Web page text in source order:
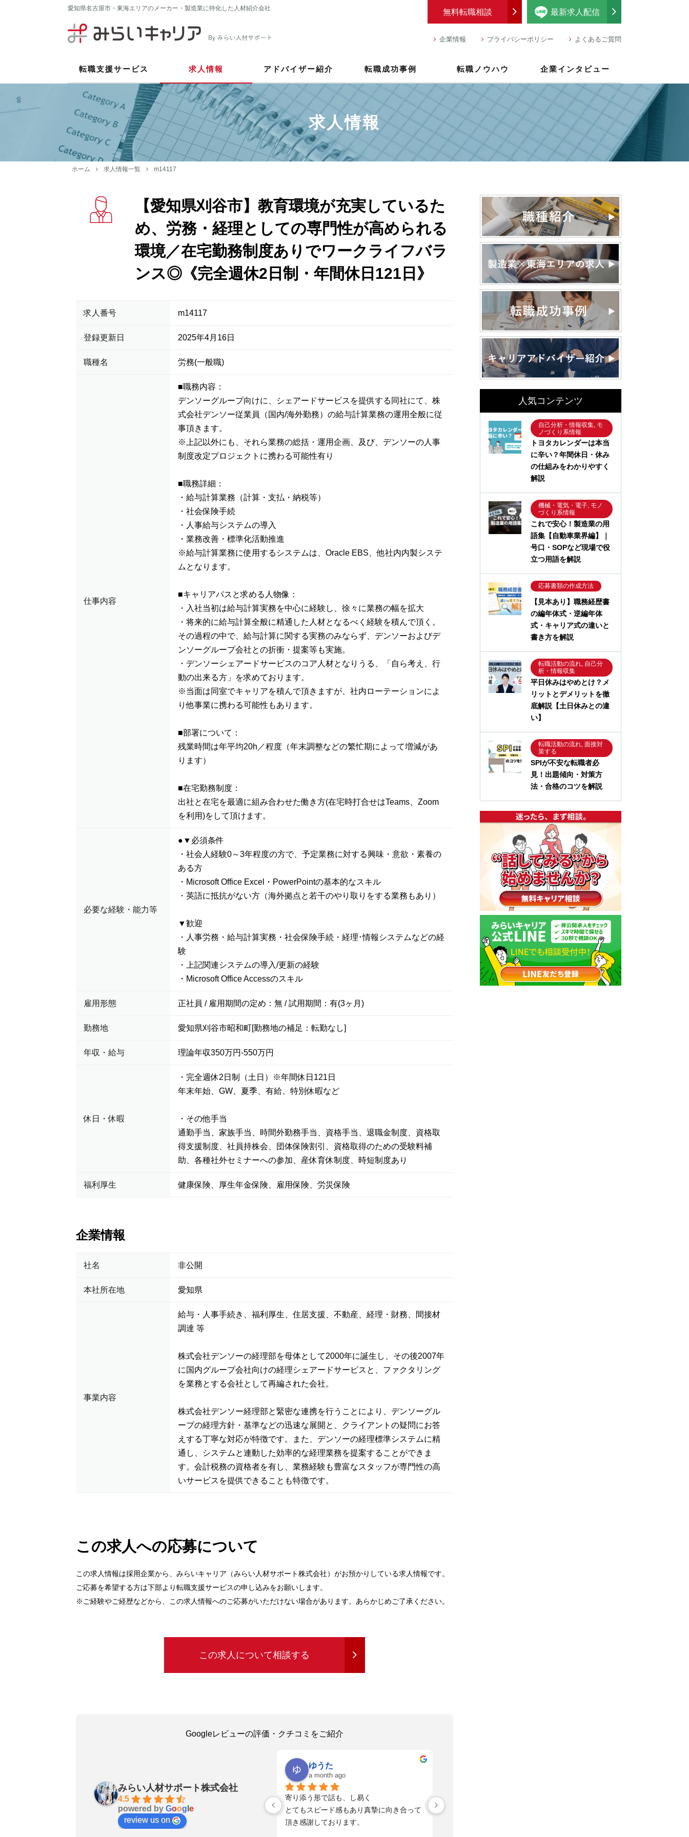
愛知県名古屋市・東海エリアのメーカー・製造業に特化した人材紹介会社 最新求人配信
無料転職相談
企業情報 プライバシーポリシー よくあるご質問
転職支援サービス 求人情報 アドバイザー紹介 転職成功事例 転職ノウハウ 企業インタビュー
求人情報
ホーム 求人情報一覧 m14117
【愛知県刈谷市】教育環境が充実しているた
め、労務・経理としての専門性が高められる
環境／在宅勤務制度ありでワークライフバラ
ンス◎《完全週休2日制・年間休日121日》
求人番号 m14117
登録更新日 2025年4月16日
職種名 労務(一般職)
仕事内容
■職務内容：
デンソーグループ向けに、シェアードサービスを提供する同社にて、株
式会社デンソー従業員（国内/海外勤務）の給与計算業務の運用全般に従
事頂きます。
※上記以外にも、それら業務の総括・運用企画、及び、デンソーの人事
制度改定プロジェクトに携わる可能性有り
■職務詳細：
・給与計算業務（計算・支払・納税等）
・社会保険手続
・人事給与システムの導入
・業務改善・標準化活動推進
※給与計算業務に使用するシステムは、Oracle EBS、他社内内製システ
ムとなります。
■キャリアパスと求める人物像：
・入社当初は給与計算実務を中心に経験し、徐々に業務の幅を拡大
・将来的に給与計算全般に精通した人材となるべく経験を積んで頂く。
その過程の中で、給与計算に関する実務のみならず、デンソーおよびデ
ンソーグループ会社との折衝・提案等も実施。
・デンソーシェアードサービスのコア人材となりうる、「自ら考え、行
動の出来る方」を求めております。
※当面は同室でキャリアを積んで頂きますが、社内ローテーションによ
り他事業に携わる可能性もあります。
■部署について：
残業時間は年平均20h／程度（年末調整などの繁忙期によって増減があ
ります）
■在宅勤務制度：
出社と在宅を最適に組み合わせた働き方(在宅時打合せはTeams、Zoom
を利用)をして頂けます。
必要な経験・能力等
●▼必須条件
・社会人経験0～3年程度の方で、予定業務に対する興味・意欲・素養の
ある方
・Microsoft Office Excel・PowerPointの基本的なスキル
・英語に抵抗がない方（海外拠点と若干のやり取りをする業務もあり）
▼歓迎
・人事労務・給与計算実務・社会保険手続・経理･情報システムなどの経
験
・上記関連システムの導入/更新の経験
・Microsoft Office Accessのスキル
雇用形態 正社員 / 雇用期間の定め：無 / 試用期間：有(3ヶ月)
勤務地 愛知県刈谷市昭和町[勤務地の補足：転勤なし]
年収・給与 理論年収350万円-550万円
休日・休暇
・完全週休2日制（土日）※年間休日121日
年末年始、GW、夏季、有給、特別休暇など
・その他手当
通勤手当、家族手当、時間外勤務手当、資格手当、退職金制度、資格取
得支援制度、社員持株会、団体保険割引、資格取得のための受験料補
助、各種社外セミナーへの参加、産休育休制度、時短制度あり
福利厚生 健康保険、厚生年金保険、雇用保険、労災保険
企業情報
社名 非公開
本社所在地 愛知県
事業内容
給与・人事手続き、福利厚生、住居支援、不動産、経理・財務、間接材
調達 等
株式会社デンソーの経理部を母体として2000年に誕生し、その後2007年
に国内グループ会社向けの経理シェアードサービスと、ファクタリング
を業務とする会社として再編された会社。
株式会社デンソー経理部と緊密な連携を行うことにより、デンソーグル
ープの経理方針・基準などの迅速な展開と、クライアントの疑問にお答
えする丁寧な対応が特徴です。また、デンソーの経理標準システムに精
通し、システムと連動した効率的な経理業務を提案することができま
す。会計税務の資格者を有し、業務経験も豊富なスタッフが専門性の高
いサービスを提供できることも特徴です。
この求人への応募について
この求人情報は採用企業から、みらいキャリア（みらい人材サポート株式会社）がお預かりしている求人情報です。
ご応募を希望する方は下部より転職支援サービスの申し込みをお願いします。
※ご経験やご経歴などから、この求人情報へのご応募がいただけない場合があります。あらかじめご了承ください。
この求人について相談する
Googleレビューの評価・クチコミをご紹介
みらい人材サポート株式会社
4.5
powered byGoog le
review us on
お陰で無事に転職成功しました！とっても
良いエージェントです〜転職される方へ是
非おすすめします！
ゆうた
a month ago
寄り添う形で話も、し易く
とてもスピード感もあり真摯に向き合って
頂き感謝しております。
人気コンテンツ
自己分析・情報収集, モ
ノづくり系情報
トヨタカレンダーは本当
に辛い？年間休日・休み
の仕組みをわかりやすく
解説
機械・電気・電子, モノ
づくり系情報
これで安心！製造業の用
語集【自動車業界編】｜
号口・SOPなど現場で役
立つ用語を解説
応募書類の作成方法
【見本あり】職務経歴書
の編年体式・逆編年体
式・キャリア式の違いと
書き方を解説
転職活動の流れ, 自己分
析・情報収集
平日休みはやめとけ？メ
リットとデメリットを徹
底解説【土日休みとの違
い】
転職活動の流れ, 面接対
策する
SPIが不安な転職者必
見！出題傾向・対策方
法・合格のコツを解説